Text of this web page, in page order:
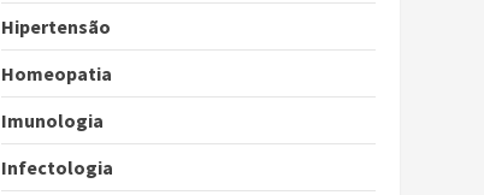
Hipertensão
Homeopatia
Imunologia
Infectologia